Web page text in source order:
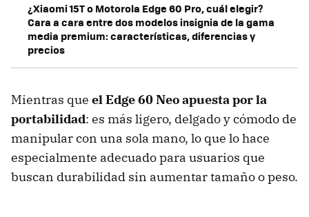
¿Xiaomi 15T o Motorola Edge 60 Pro, cuál elegir?
Cara a cara entre dos modelos insignia de la gama
media premium: características, diferencias y
precios
Mientras que elEdge 60 Neoapuesta por la
portabilidad: es más ligero, delgado y cómodo de
manipular con una sola mano, lo que lo hace
especialmente adecuado para usuarios que
buscan durabilidad sin aumentar tamaño o peso.